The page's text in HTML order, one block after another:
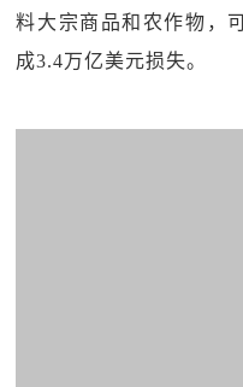
料大宗商品和农作物，
成3.4万亿美元损失。